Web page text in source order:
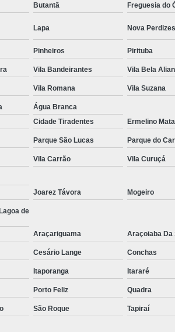
em Campina Grande
Tratamento
em São Paulo
Tratamento
em Taubaté
Tratamento
Tratamento de Feridas
Tratamento de
em João Pessoa
Tratamento
Hiperbárica
Tratamento
Butantã Freguesia do
Lapa Nova Perdizes
Pinheiros Pirituba
Vila Bandeirantes Vila Bela
Vila Romana Vila Suzana
Água Branca
Cidade Tiradentes Ermelino
Parque São Lucas Parque do
Vila Carrão Vila Curuçá
Joarez Távora Mogeiro
de
Araçariguama Araçoiaba Da
Cesário Lange Conchas
Itaporanga Itararé
Porto Feliz Quadra
São Roque Tapiraí